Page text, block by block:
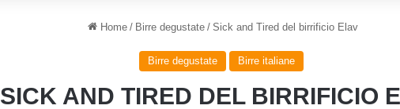
Home / Birre degustate / Sick and Tired del birrificio Elav
Birre degustate Birre italiane
SICK AND TIRED DEL BIRRIFICIO